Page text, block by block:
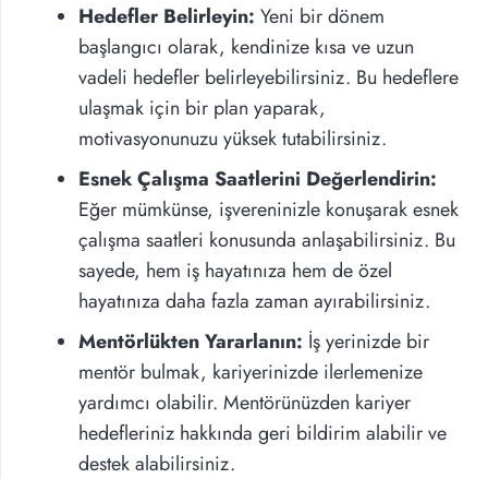
Hedefler Belirleyin: Yeni bir dönem
başlangıcı olarak, kendinize kısa ve uzun
vadeli hedefler belirleyebilirsiniz. Bu hedeflere
ulaşmak için bir plan yaparak,
motivasyonunuzu yüksek tutabilirsiniz.
Esnek Çalışma Saatlerini Değerlendirin:
Eğer mümkünse, işvereninizle konuşarak esnek
çalışma saatleri konusunda anlaşabilirsiniz. Bu
sayede, hem iş hayatınıza hem de özel
hayatınıza daha fazla zaman ayırabilirsiniz.
Mentörlükten Yararlanın: İş yerinizde bir
mentör bulmak, kariyerinizde ilerlemenize
yardımcı olabilir. Mentörünüzden kariyer
hedefleriniz hakkında geri bildirim alabilir ve
destek alabilirsiniz.